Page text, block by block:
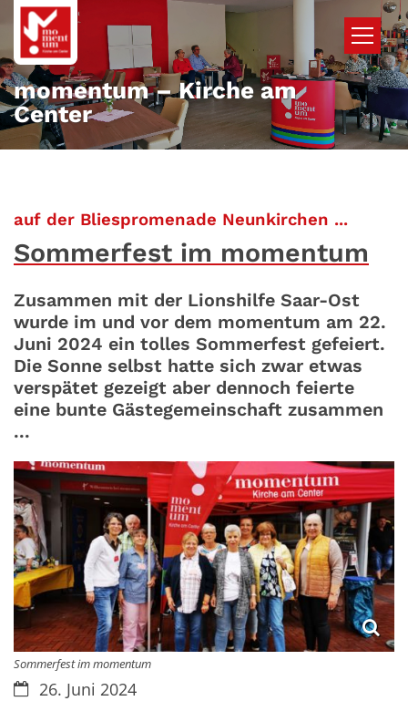
Zum Inhalt springen
momentum – Kirche am
Center
auf der Bliespromenade Neunkirchen ...:
Sommerfest im momentum
Zusammen mit der Lionshilfe Saar-Ost
wurde im und vor dem momentum am 22.
Juni 2024 ein tolles Sommerfest gefeiert.
Die Sonne selbst hatte sich zwar etwas
verspätet gezeigt aber dennoch feierte
eine bunte Gästegemeinschaft zusammen
...
Sommerfest im momentum
Datum:26. Juni 2024